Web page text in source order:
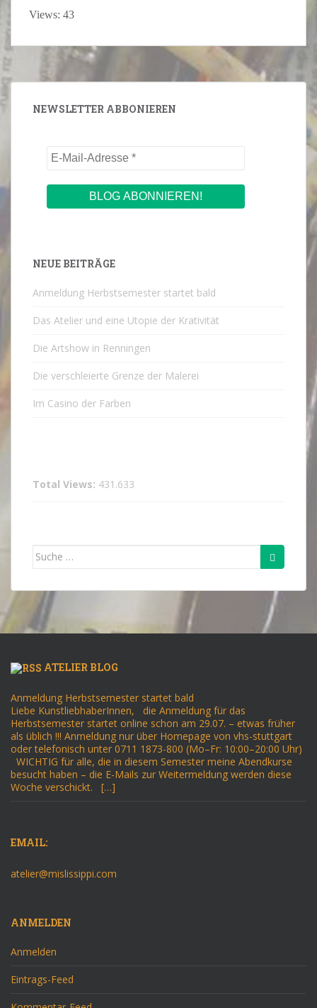
Views: 43
NEWSLETTER ABBONIEREN
NEUE BEITRÄGE
Anmeldung Herbstsemester startet bald
Das Atelier und eine Utopie der Krativität
Die Artshow in Renningen
Die verschleierte Grenze der Malerei
Im Casino der Farben
Total Views: 431.633
Suche
ATELIER BLOG
Anmeldung Herbstsemester startet bald
Liebe KunstliebhaberInnen, die Anmeldung für das
Herbstsemester startet online schon am 29.07. – etwas früher
als üblich !!! Anmeldung nur über Homepage von vhs-stuttgart
oder telefonisch unter 0711 1873-800 (Mo–Fr: 10:00–20:00 Uhr)
WICHTIG für alle, die in diesem Semester meine Abendkurse
besucht haben – die E-Mails zur Weitermeldung werden diese
Woche verschickt. […]
EMAIL:
atelier@mislissippi.com
ANMELDEN
Anmelden
Eintrags-Feed